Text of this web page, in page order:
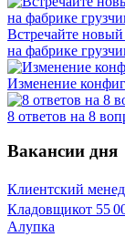
Встречайте новый
на фабрике
Изменение
8 ответов на 8
Вакансии дня
Клиентский
Кладовщикот 55
Алупка